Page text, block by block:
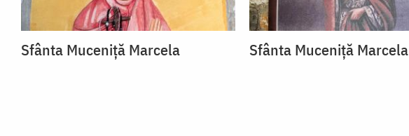
Sfânta Muceniță Marcela Sfânta Muceniță Marcela